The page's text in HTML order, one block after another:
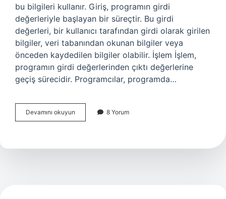
bu bilgileri kullanır. Giriş, programın girdi
değerleriyle başlayan bir süreçtir. Bu girdi
değerleri, bir kullanıcı tarafından girdi olarak girilen
bilgiler, veri tabanından okunan bilgiler veya
önceden kaydedilen bilgiler olabilir. İşlem İşlem,
programın girdi değerlerinden çıktı değerlerine
geçiş sürecidir. Programcılar, programda…
Devamını okuyun Programın
4
nedir
8 Yorum